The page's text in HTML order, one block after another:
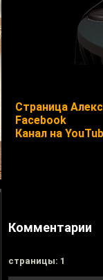
Страница
Facebook
Канал на
Комментарии
cтраницы: 1